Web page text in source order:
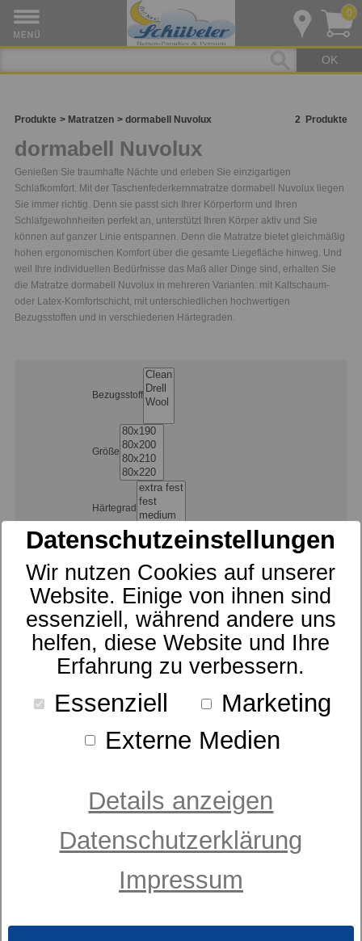
OK
0
Produkte Matratzen dormabell Nuvolux 2 Produkte
dormabell Nuvolux
Genießen Sie traumhafte Nächte und erleben Sie einzigartigen
Schlafkomfort. Mit der Taschenfederkernmatratze dormabell Nuvolux liegen
Sie immer richtig. Denn sie passt sich Ihrer Körperform und Ihren
Schlafgewohnheiten perfekt an, unterstützt Ihren Körper aktiv und Sie
können auf ganzer Linie entspannen. Denn die Matratze bietet gleichmäßig
hohen ergonomischen Komfort über die gesamte Liegefläche hinweg. Und
weil Ihre individuellen Bedürfnisse das Maß aller Dinge sind, erhalten Sie
die Matratze dormabell Nuvolux in mehreren Varianten: mit Kaltschaum-
oder Latex-Komfortschicht, mit unterschiedlichen hochwertigen
Bezugsstoffen und in verschiedenen Härtegraden.
Bezugsstoff
Größe
Härtegrad
Matratzenart
Pflege
Preis
Datenschutzeinstellungen
Wir nutzen Cookies auf unserer
Website. Einige von ihnen sind
essenziell, während andere uns
helfen, diese Website und Ihre
Erfahrung zu verbessern.
Essenziell
Marketing
Externe Medien
Details anzeigen
Datenschutzerklärung
Impressum